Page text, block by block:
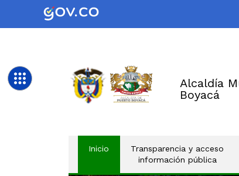
Alcaldía
Boyacá
Inicio (current)Transparencia y acceso
información pública